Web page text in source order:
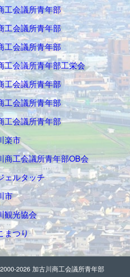
工会議所青年部
工会議所青年部
工会議所青年部
工会議所青年部工栄会
工会議所青年部
工会議所青年部
工会議所青年部
楽市
商工会議所青年部OB会
ェルタッチ
市
観光協会
まつり
2000-2026 加古川商工会議所青年部